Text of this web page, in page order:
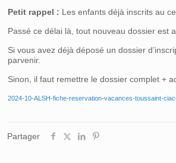
Petit rappel : Les enfants déjà inscrits au
Passé ce délai là, tout nouveau dossier est
Si vous avez déjà déposé un dossier
parvenir.
Sinon, il faut remettre le dossier complet +
2024-10-ALSH-fiche-reservation-vacances-toussaint-
Partager